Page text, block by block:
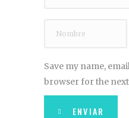
Save my name,
browser for the
ENVIAR